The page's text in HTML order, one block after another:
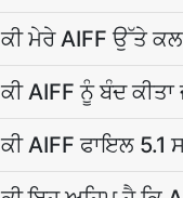
ਕੀ ਮੇਰੇ AIFF ਉੱਤੇ
ਕੀ AIFF ਨੂੰ ਬੰਦ ਕੀਤਾ
ਕੀ AIFF ਫਾਇਲ 5.1